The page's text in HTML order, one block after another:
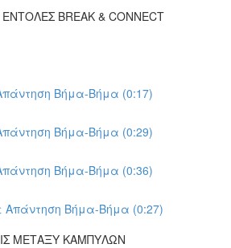
BREAK & CONNECT
Βήμα-Βήμα (0:17)
Βήμα-Βήμα (0:29)
Βήμα-Βήμα (0:36)
Απάντηση Βήμα-Βήμα (0:27)
ΜΕΤΑΞΥ ΚΑΜΠΥΛΩΝ